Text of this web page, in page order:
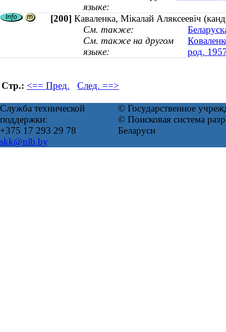
языке:
[200] Каваленка, Мікалай Аляксеевіч
См. также:
См. также на другом
языке:
род.
Стр.: <== Пред. След. ==>
Служба технической
поддержки:
+375 17 293 29 78
skk@nlb.by
© Государственное
© Поисковая система
Беларуси